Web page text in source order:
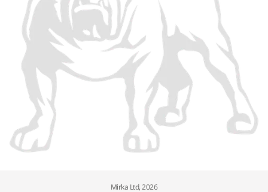
Mirka Ltd, 2026